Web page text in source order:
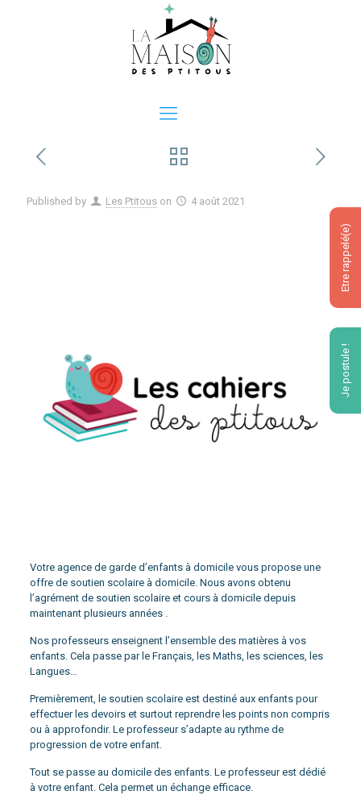
Etre rappelé(e)
Je postule !
Published by Les Ptitous on 4 août 2021
Votre agence de garde d’enfants à domicile vous propose une
offre de soutien scolaire à domicile. Nous avons obtenu
l’agrément de soutien scolaire et cours à domicile depuis
maintenant plusieurs années .
Nos professeurs enseignent l’ensemble des matières à vos
enfants. Cela passe par le Français, les Maths, les sciences, les
Langues…
Premièrement, le soutien scolaire est destiné aux enfants pour
effectuer les devoirs et surtout reprendre les points non compris
ou à approfondir. Le professeur s’adapte au rythme de
progression de votre enfant.
Tout se passe au domicile des enfants. Le professeur est dédié
à votre enfant. Cela permet un échange efficace.